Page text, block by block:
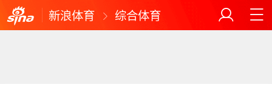
新浪体育 综合体育